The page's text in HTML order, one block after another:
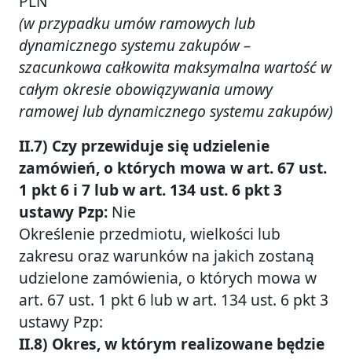
(w przypadku umów ramowych lub
dynamicznego systemu zakupów –
szacunkowa całkowita maksymalna wartość w
całym okresie obowiązywania umowy
ramowej lub dynamicznego systemu zakupów)
II.7) Czy przewiduje się udzielenie
zamówień, o których mowa w art. 67 ust.
1 pkt 6 i 7 lub w art. 134 ust. 6 pkt 3
ustawy Pzp: Nie
Określenie przedmiotu, wielkości lub
zakresu oraz warunków na jakich zostaną
udzielone zamówienia, o których mowa w
art. 67 ust. 1 pkt 6 lub w art. 134 ust. 6 pkt 3
ustawy Pzp:
II.8) Okres, w którym realizowane będzie